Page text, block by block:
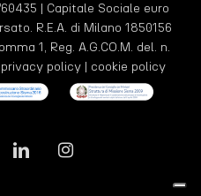
| Capitale Sociale euro
R.E.A. di Milano 1850156
1, Reg. A.G.CO.M. del. n.
privacy policy | cookie policy
linkedin instagram